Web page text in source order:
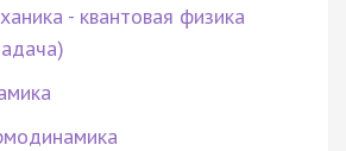
- квантовая физика